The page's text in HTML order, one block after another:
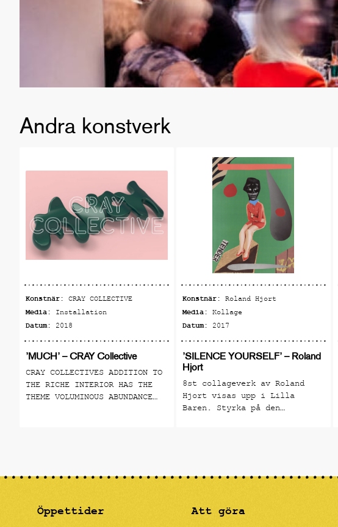
Andra konstverk
Konstnär: CRAY COLLECTIVE
Media: Installation
Datum: 2018
’MUCH’ – CRAY Collective
CRAY COLLECTIVES ADDITION TO
THE RICHE INTERIOR HAS THE
THEME VOLUMINOUS ABUNDANCE
STOCKHOLM IN 2013 BY A GROUP
ARTISTS. May 29 - August 18,
2018 Riche Lilla Baren
Konstnär: Roland Hjort
Media: Kollage
Datum: 2017
’SILENCE YOURSELF’ – Roland
Hjort
8st collageverk av Roland
Hjort visas upp i Lilla
Baren. Styrka på den
Öppettider
Att göra